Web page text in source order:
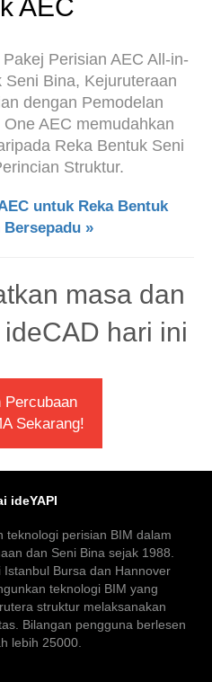
AEC
Perisian AEC All-in-
Bina, Kejuruteraan
dengan Pemodelan
AEC memudahkan
Reka Bentuk Seni
Struktur.
untuk Reka Bentuk
Bersepadu »
masa dan
hari ini
Percubaan
Sekarang!
ideYAPI
teknologi perisian BIM dalam
dan Seni Bina sejak 1988.
Bursa dan Hannover
teknologi BIM yang
struktur melaksanakan
Bilangan pengguna berlesen
lebih 25000.